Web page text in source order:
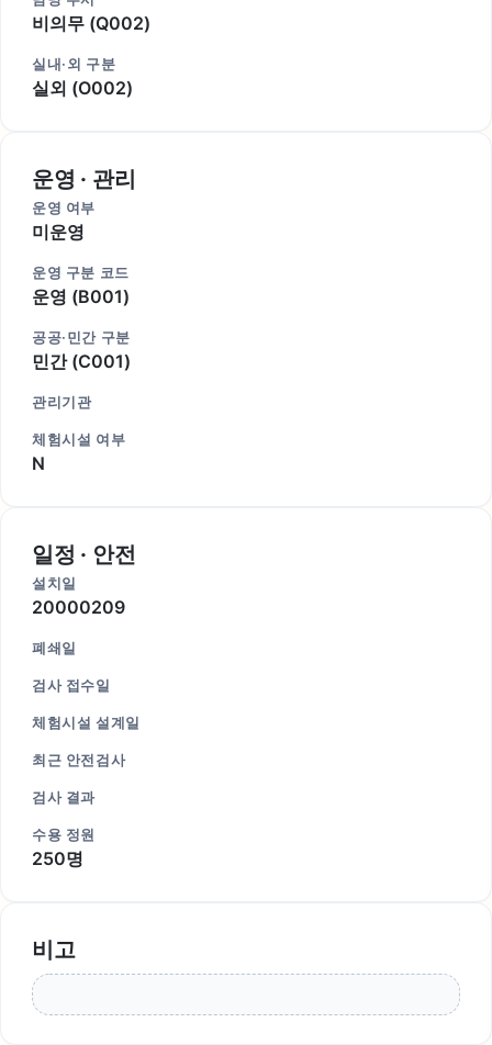
비의무 (Q002)
실내·외 구분
실외 (O002)
운영 · 관리
운영 여부
미운영
운영 구분 코드
운영 (B001)
공공·민간 구분
민간 (C001)
관리기관
체험시설 여부
N
일정 · 안전
설치일
20000209
폐쇄일
검사 접수일
체험시설 설계일
최근 안전검사
검사 결과
수용 정원
250명
비고